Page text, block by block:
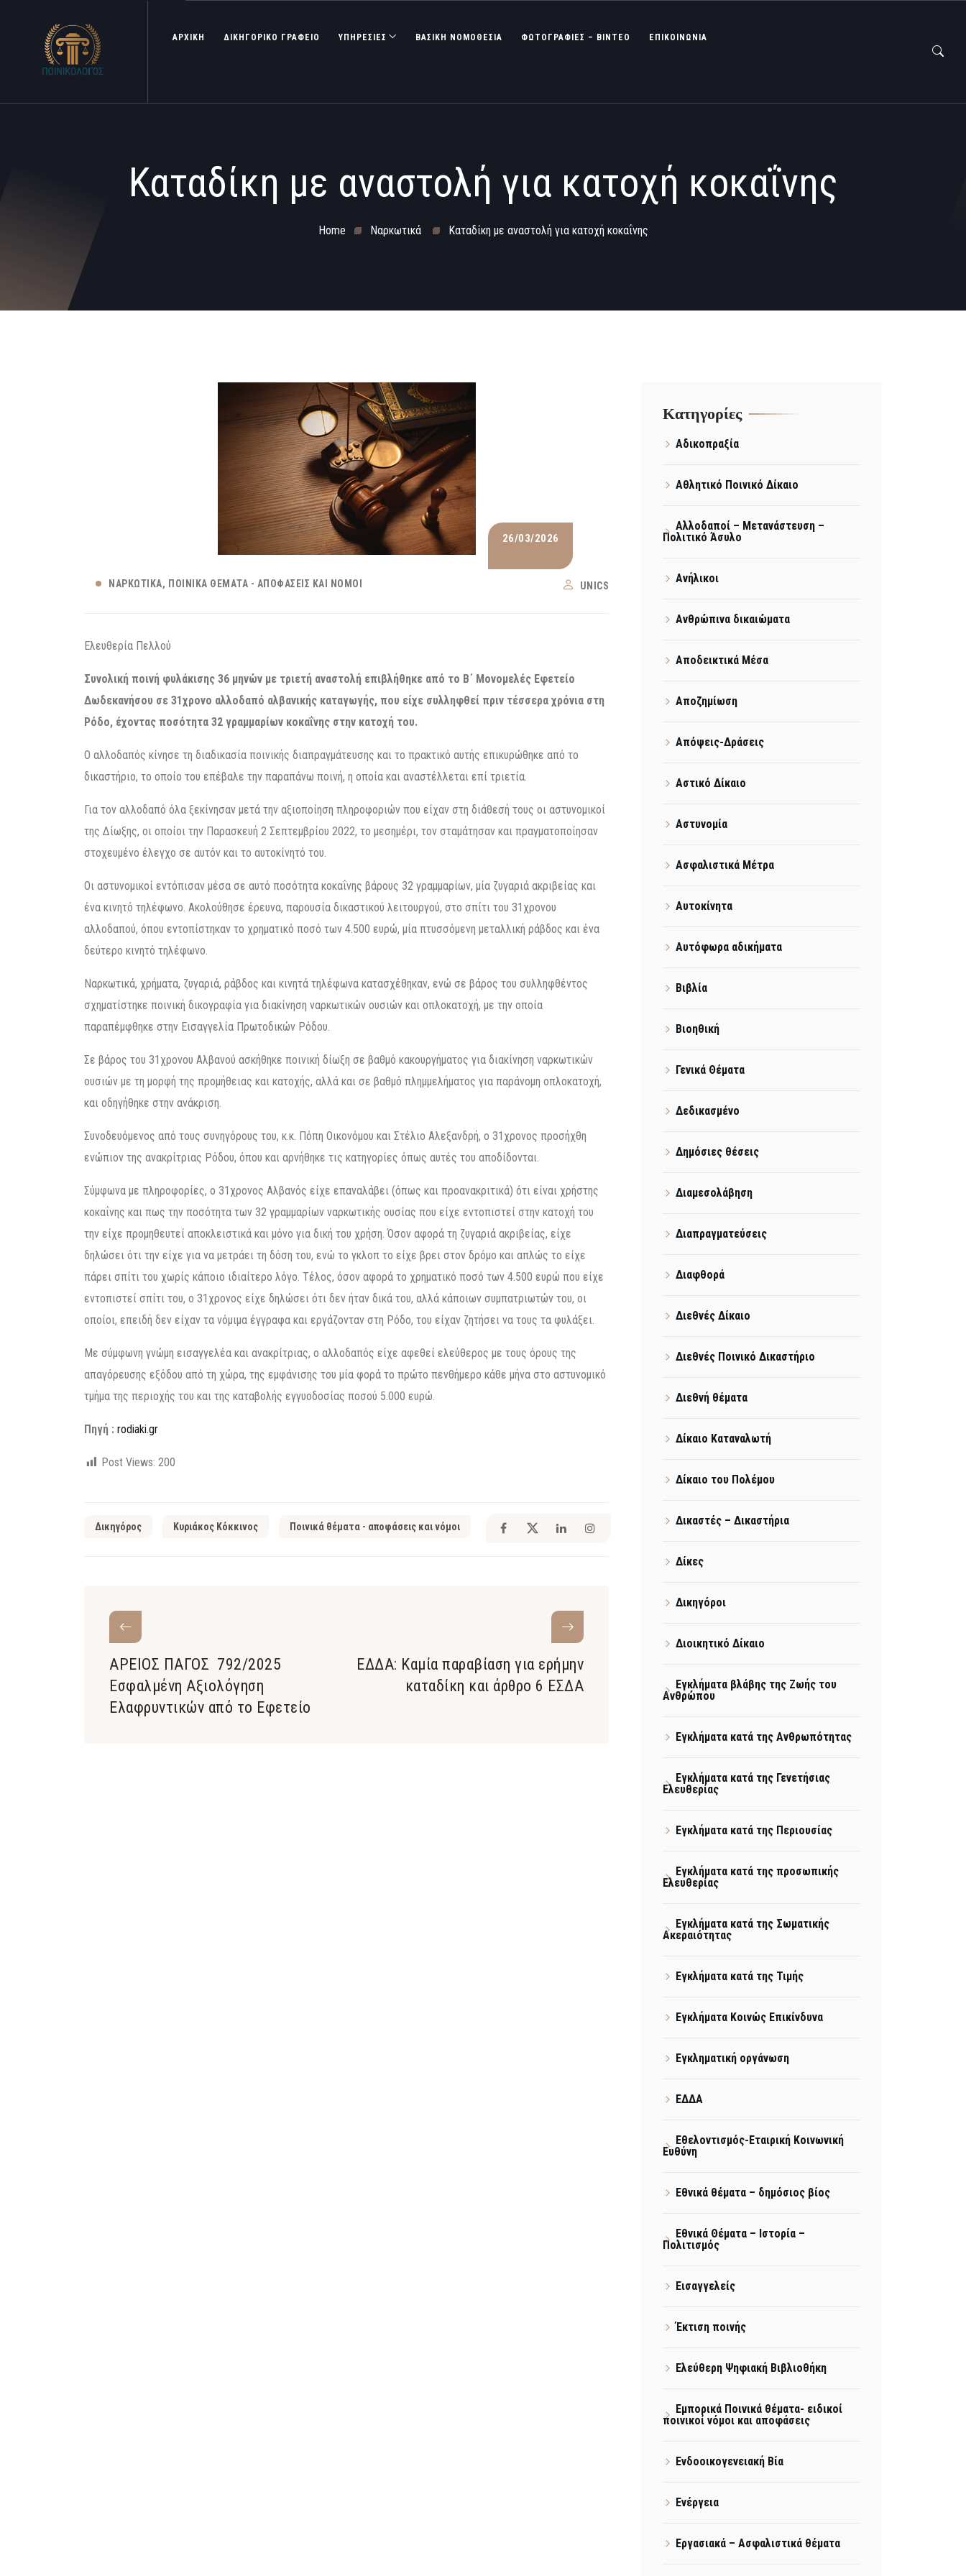
ΑΡΧΙΚΗ ΔΙΚΗΓΟΡΙΚΟ ΓΡΑΦΕΙΟ ΥΠΗΡΕΣΙΕΣ ΒΑΣΙΚΉ ΝΟΜΟΘΕΣΊΑ ΦΩΤΟΓΡΑΦΊΕΣ – ΒΊΝΤΕΟ ΕΠΙΚΟΙΝΩΝΙΑ
Καταδίκη με αναστολή για κατοχή κοκαΐνης
Home Ναρκωτικά Καταδίκη με αναστολή για κατοχή κοκαΐνης
26/03/2026
ΝΑΡΚΩΤΙΚΆ ΠΟΙΝΙΚΆ ΘΈΜΑΤΑ - ΑΠΟΦΆΣΕΙΣ ΚΑΙ ΝΌΜΟΙ UNICS
Ελευθερία Πελλού
Συνολική ποινή φυλάκισης 36 μηνών με τριετή αναστολή επιβλήθηκε από το Β΄ Μονομελές Εφετείο
Δωδεκανήσου σε 31χρονο αλλοδαπό αλβανικής καταγωγής, που είχε συλληφθεί πριν τέσσερα χρόνια στη
Ρόδο, έχοντας ποσότητα 32 γραμμαρίων κοκαΐνης στην κατοχή του.
Ο αλλοδαπός κίνησε τη διαδικασία ποινικής διαπραγμάτευσης και το πρακτικό αυτής επικυρώθηκε από το
δικαστήριο, το οποίο του επέβαλε την παραπάνω ποινή, η οποία και αναστέλλεται επί τριετία.
Για τον αλλοδαπό όλα ξεκίνησαν μετά την αξιοποίηση πληροφοριών που είχαν στη διάθεσή τους οι αστυνομικοί
της Δίωξης, οι οποίοι την Παρασκευή 2 Σεπτεμβρίου 2022, το μεσημέρι, τον σταμάτησαν και πραγματοποίησαν
στοχευμένο έλεγχο σε αυτόν και το αυτοκίνητό του.
Οι αστυνομικοί εντόπισαν μέσα σε αυτό ποσότητα κοκαΐνης βάρους 32 γραμμαρίων, μία ζυγαριά ακριβείας και
ένα κινητό τηλέφωνο. Ακολούθησε έρευνα, παρουσία δικαστικού λειτουργού, στο σπίτι του 31χρονου
αλλοδαπού, όπου εντοπίστηκαν το χρηματικό ποσό των 4.500 ευρώ, μία πτυσσόμενη μεταλλική ράβδος και ένα
δεύτερο κινητό τηλέφωνο.
Ναρκωτικά, χρήματα, ζυγαριά, ράβδος και κινητά τηλέφωνα κατασχέθηκαν, ενώ σε βάρος του συλληφθέντος
σχηματίστηκε ποινική δικογραφία για διακίνηση ναρκωτικών ουσιών και οπλοκατοχή, με την οποία
παραπέμφθηκε στην Εισαγγελία Πρωτοδικών Ρόδου.
Σε βάρος του 31χρονου Αλβανού ασκήθηκε ποινική δίωξη σε βαθμό κακουργήματος για διακίνηση ναρκωτικών
ουσιών με τη μορφή της προμήθειας και κατοχής, αλλά και σε βαθμό πλημμελήματος για παράνομη οπλοκατοχή,
και οδηγήθηκε στην ανάκριση.
Συνοδευόμενος από τους συνηγόρους του, κ.κ. Πόπη Οικονόμου και Στέλιο Αλεξανδρή, ο 31χρονος προσήχθη
ενώπιον της ανακρίτριας Ρόδου, όπου και αρνήθηκε τις κατηγορίες όπως αυτές του αποδίδονται.
Σύμφωνα με πληροφορίες, ο 31χρονος Αλβανός είχε επαναλάβει (όπως και προανακριτικά) ότι είναι χρήστης
κοκαΐνης και πως την ποσότητα των 32 γραμμαρίων ναρκωτικής ουσίας που είχε εντοπιστεί στην κατοχή του
την είχε προμηθευτεί αποκλειστικά και μόνο για δική του χρήση. Όσον αφορά τη ζυγαριά ακριβείας, είχε
δηλώσει ότι την είχε για να μετράει τη δόση του, ενώ το γκλοπ το είχε βρει στον δρόμο και απλώς το είχε
πάρει σπίτι του χωρίς κάποιο ιδιαίτερο λόγο. Τέλος, όσον αφορά το χρηματικό ποσό των 4.500 ευρώ που είχε
εντοπιστεί σπίτι του, ο 31χρονος είχε δηλώσει ότι δεν ήταν δικά του, αλλά κάποιων συμπατριωτών του, οι
οποίοι, επειδή δεν είχαν τα νόμιμα έγγραφα και εργάζονταν στη Ρόδο, του είχαν ζητήσει να τους τα φυλάξει.
Με σύμφωνη γνώμη εισαγγελέα και ανακρίτριας, ο αλλοδαπός είχε αφεθεί ελεύθερος με τους όρους της
απαγόρευσης εξόδου από τη χώρα, της εμφάνισης του μία φορά το πρώτο πενθήμερο κάθε μήνα στο αστυνομικό
τμήμα της περιοχής του και της καταβολής εγγυοδοσίας ποσού 5.000 ευρώ.
Πηγή : rodiaki.gr
Post Views: 200
Δικηγόρος Κυριάκος Κόκκινος Ποινικά θέματα - αποφάσεις και νόμοι
ΑΡΕΙΟΣ ΠΑΓΟΣ 792/2025
Εσφαλμένη Αξιολόγηση
Ελαφρυντικών από το Εφετείο
ΕΔΔΑ: Καμία παραβίαση για ερήμην
καταδίκη και άρθρο 6 ΕΣΔΑ
Kατηγορίες
Αδικοπραξία
Αθλητικό Ποινικό Δίκαιο
Αλλοδαποί – Μετανάστευση –
Πολιτικό Άσυλο
Ανήλικοι
Ανθρώπινα δικαιώματα
Αποδεικτικά Μέσα
Αποζημίωση
Απόψεις-Δράσεις
Αστικό Δίκαιο
Αστυνομία
Ασφαλιστικά Μέτρα
Αυτοκίνητα
Αυτόφωρα αδικήματα
Βιβλία
Βιοηθική
Γενικά Θέματα
Δεδικασμένο
Δημόσιες θέσεις
Διαμεσολάβηση
Διαπραγματεύσεις
Διαφθορά
Διεθνές Δίκαιο
Διεθνές Ποινικό Δικαστήριο
Διεθνή θέματα
Δίκαιο Καταναλωτή
Δίκαιο του Πολέμου
Δικαστές – Δικαστήρια
Δίκες
Δικηγόροι
Διοικητικό Δίκαιο
Εγκλήματα βλάβης της Ζωής του
Ανθρώπου
Εγκλήματα κατά της Ανθρωπότητας
Εγκλήματα κατά της Γενετήσιας
Ελευθερίας
Εγκλήματα κατά της Περιουσίας
Εγκλήματα κατά της προσωπικής
Ελευθερίας
Εγκλήματα κατά της Σωματικής
Ακεραιότητας
Εγκλήματα κατά της Τιμής
Εγκλήματα Κοινώς Επικίνδυνα
Εγκληματική οργάνωση
ΕΔΔΑ
Εθελοντισμός-Εταιρική Κοινωνική
Ευθύνη
Εθνικά θέματα – δημόσιος βίος
Εθνικά Θέματα – Ιστορία –
Πολιτισμός
Εισαγγελείς
Έκτιση ποινής
Ελεύθερη Ψηφιακή Βιβλιοθήκη
Εμπορικά Ποινικά θέματα- ειδικοί
ποινικοί νόμοι και αποφάσεις
Ενδοοικογενειακή Βία
Ενέργεια
Εργασιακά – Ασφαλιστικά θέματα